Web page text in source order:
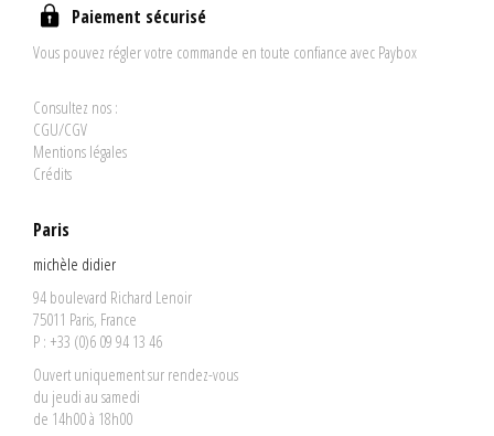
Paiement sécurisé
Vous pouvez régler votre commande en toute confiance avec Paybox
Consultez nos :
CGU/CGV
Mentions légales
Crédits
Paris
michèle didier
94 boulevard Richard Lenoir
75011 Paris, France
P : +33 (0)6 09 94 13 46
Ouvert uniquement sur rendez-vous
du jeudi au samedi
de 14h00 à 18h00